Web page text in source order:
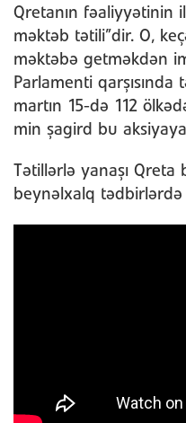
Qretanın fəaliyyətinin
məktəb tətili”dir. O,
məktəbə getməkdən
Parlamenti qarşısında
martın 15-də 112
min şagird bu
Tətillərlə yanaşı
beynəlxalq tədbirlərdə